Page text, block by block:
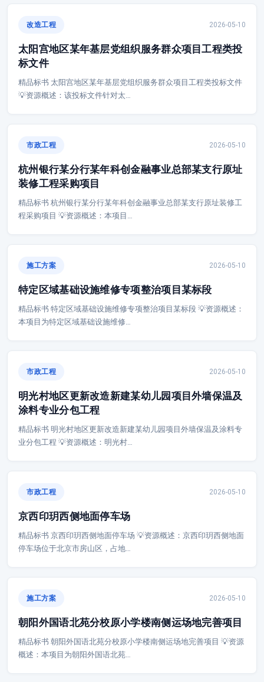
改造工程 2026-05-10
太阳宫地区某年基层党组织服务群众项目工程类投
标文件
精品标书 太阳宫地区某年基层党组织服务群众项目工程类投标文件
💡资源概述：该投标文件针对太…
市政工程 2026-05-10
杭州银行某分行某年科创金融事业总部某支行原址
装修工程采购项目
精品标书 杭州银行某分行某年科创金融事业总部某支行原址装修工
程采购项目 💡资源概述：本项目…
施工方案 2026-05-10
特定区域基础设施维修专项整治项目某标段
精品标书 特定区域基础设施维修专项整治项目某标段 💡资源概述：
本项目为特定区域基础设施维修…
市政工程 2026-05-10
明光村地区更新改造新建某幼儿园项目外墙保温及
涂料专业分包工程
精品标书 明光村地区更新改造新建某幼儿园项目外墙保温及涂料专
业分包工程 💡资源概述：明光村…
市政工程 2026-05-10
京西印玥西侧地面停车场
精品标书 京西印玥西侧地面停车场 💡资源概述：京西印玥西侧地面
停车场位于北京市房山区，占地…
施工方案 2026-05-10
朝阳外国语北苑分校原小学楼南侧运场地完善项目
精品标书 朝阳外国语北苑分校原小学楼南侧运场地完善项目 💡资源
概述：本项目为朝阳外国语北苑…